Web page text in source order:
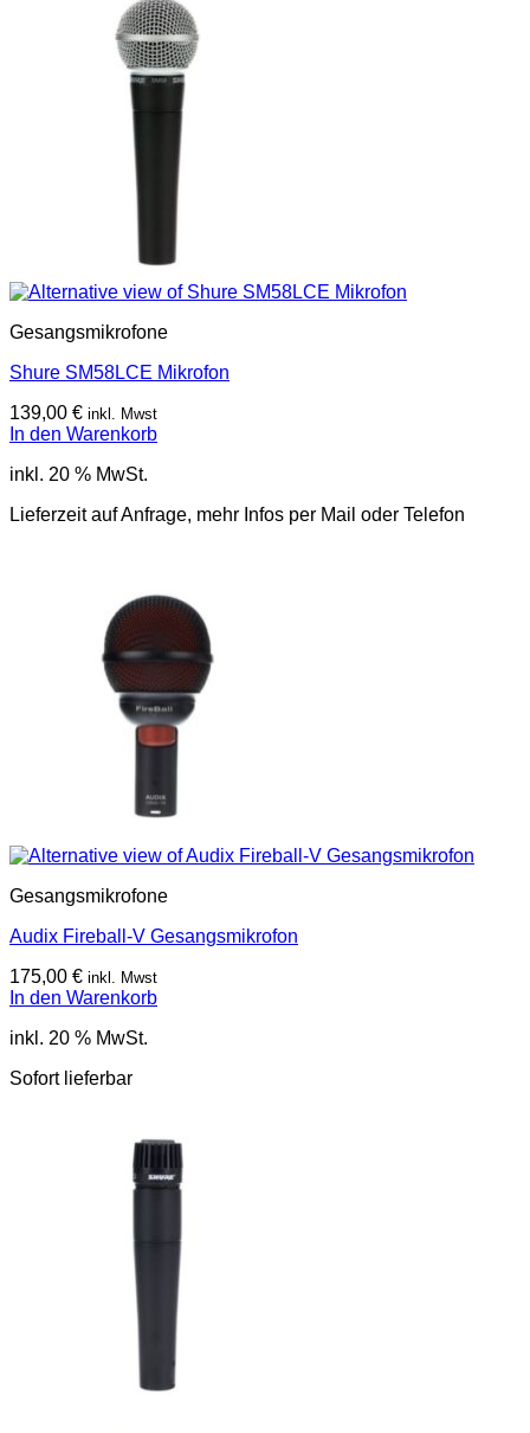
Gesangsmikrofone
Shure SM58LCE Mikrofon
139,00 € inkl. Mwst
In den Warenkorb
inkl. 20 % MwSt.
Lieferzeit auf Anfrage, mehr Infos per Mail oder Telefon
Gesangsmikrofone
Audix Fireball-V Gesangsmikrofon
175,00 € inkl. Mwst
In den Warenkorb
inkl. 20 % MwSt.
Sofort lieferbar